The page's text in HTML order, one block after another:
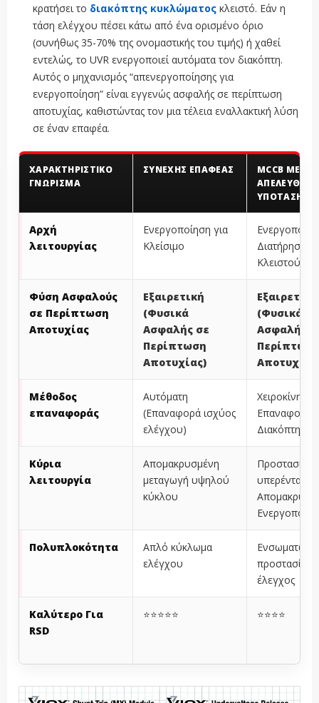
κρατήσει το διακόπτης κυκλώματος κλειστό. Εάν η
τάση ελέγχου πέσει κάτω από ένα ορισμένο όριο
(συνήθως 35-70% της ονομαστικής του τιμής) ή χαθεί
εντελώς, το UVR ενεργοποιεί αυτόματα τον διακόπτη.
Αυτός ο μηχανισμός “απενεργοποίησης για
ενεργοποίηση” είναι εγγενώς ασφαλής σε περίπτωση
αποτυχίας, καθιστώντας τον μια τέλεια εναλλακτική λύση
σε έναν επαφέα.
ΧΑΡΑΚΤΗΡΙΣΤΙΚΌ
ΓΝΏΡΙΣΜΑ
ΣΥΝΕΧΉΣ ΕΠΑΦΈΑΣ
MCCB ΜΕ
ΥΠΌΤΑΣΗΣ
Αρχή
λειτουργίας
Ενεργοποίηση για
Κλείσιμο
Διατήρηση
Κλειστού
Φύση Ασφαλούς
σε Περίπτωση
Αποτυχίας
Εξαιρετική
(Φυσικά
Ασφαλής σε
Περίπτωση
Αποτυχίας)
Εξαιρετική
(Φυσικά
Ασφαλής
Μέθοδος
επαναφοράς
Αυτόματη
(Επαναφορά ισχύος
ελέγχου)
Χειροκίνητη
Επαναφορά
Διακόπτη
Κύρια
λειτουργία
Απομακρυσμένη
μεταγωγή υψηλού
κύκλου
Προστασία
υπερένταση
Πολυπλοκότητα
Απλό κύκλωμα
ελέγχου
προστασία
έλεγχος
Καλύτερο Για
RSD
⭐⭐⭐⭐⭐ ⭐⭐⭐⭐